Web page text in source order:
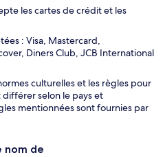
les cartes de crédit et les
: Visa, Mastercard,
Diners Club, JCB International
culturelles et les règles pour
selon le pays et
mentionnées sont fournies par
nom de